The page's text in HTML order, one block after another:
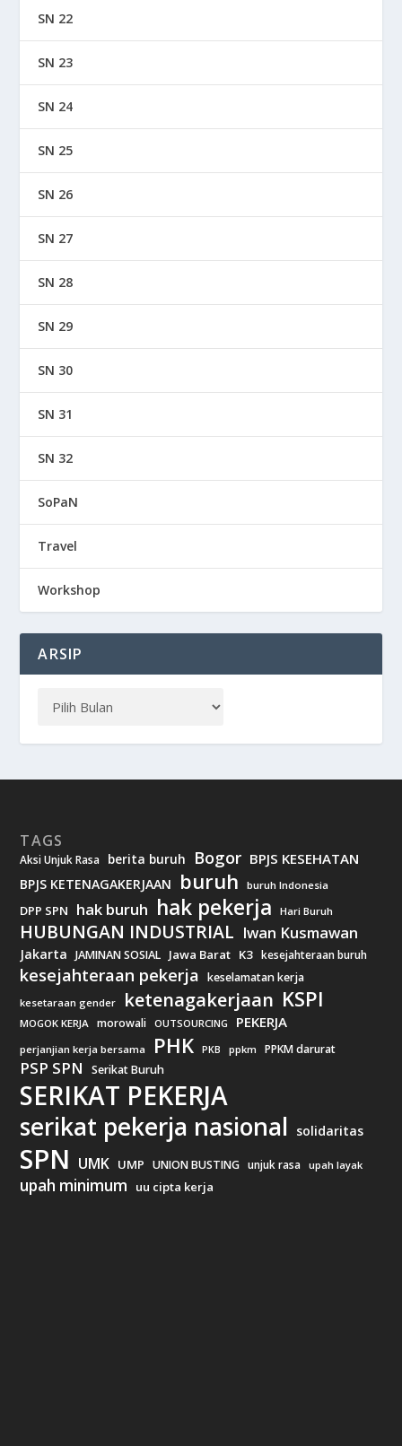
SN 22
SN 23
SN 24
SN 25
SN 26
SN 27
SN 28
SN 29
SN 30
SN 31
SN 32
SoPaN
Travel
Workshop
ARSIP
TAGS
Aksi Unjuk Rasa berita buruh Bogor BPJS KESEHATAN
BPJS KETENAGAKERJAAN buruh buruh Indonesia
DPP SPN hak buruh hak pekerja Hari Buruh
HUBUNGAN INDUSTRIAL Iwan Kusmawan
Jakarta JAMINAN SOSIAL Jawa Barat K3 kesejahteraan buruh
kesejahteraan pekerja keselamatan kerja
kesetaraan gender ketenagakerjaan KSPI
MOGOK KERJA morowali OUTSOURCING PEKERJA
perjanjian kerja bersama PHK PKB ppkm PPKM darurat
PSP SPN Serikat Buruh
SERIKAT PEKERJA
serikat pekerja nasional solidaritas
SPN UMK UMP UNION BUSTING unjuk rasa upah layak
upah minimum uu cipta kerja